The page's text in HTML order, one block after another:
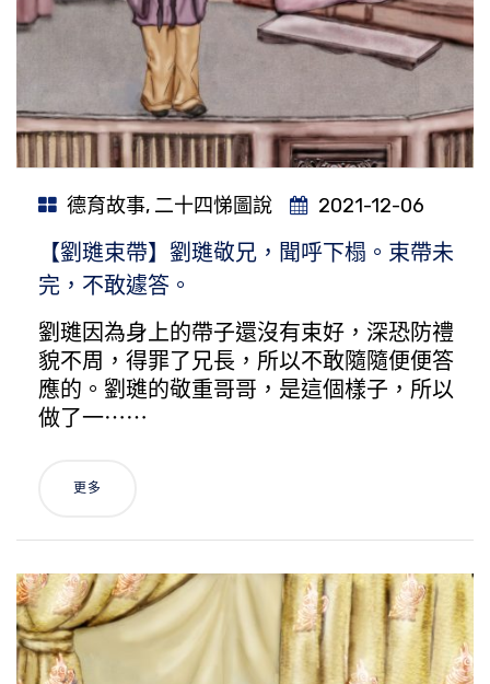
德育故事, 二十四悌圖說 2021-12-06
【劉璡束帶】劉璡敬兄，聞呼下榻。束帶未
完，不敢遽答。
劉璡因為身上的帶子還沒有束好，深恐防禮
貌不周，得罪了兄長，所以不敢隨隨便便答
應的。劉璡的敬重哥哥，是這個樣子，所以
做了一⋯⋯
更多